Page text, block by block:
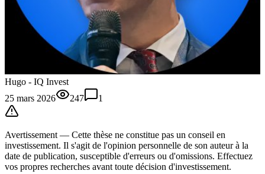
Hugo - IQ Invest
25 mars 2026
247 1
Avertissement — Cette thèse ne constitue pas un conseil en
investissement. Il s'agit de l'opinion personnelle de son auteur à la
date de publication, susceptible d'erreurs ou d'omissions. Effectuez
vos propres recherches avant toute décision d'investissement.